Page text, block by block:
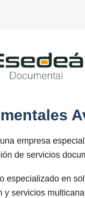
empresa
de servicios
especializado en
y servicios